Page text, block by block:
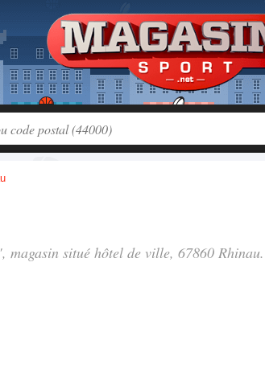
magasin situé hôtel de ville, 67860 Rhinau.